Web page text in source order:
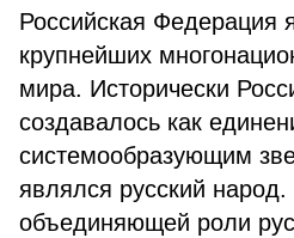
Российская Федерация
крупнейших
мира. Исторически
создавалось как
системообразующим
являлся русский
объединяющей роли